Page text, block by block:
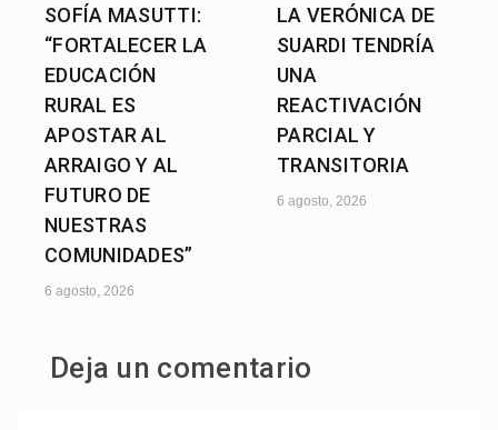
SOFÍA MASUTTI:
“FORTALECER LA
EDUCACIÓN
RURAL ES
APOSTAR AL
ARRAIGO Y AL
FUTURO DE
NUESTRAS
COMUNIDADES”
6 agosto, 2026
LA VERÓNICA DE
SUARDI TENDRÍA
UNA
REACTIVACIÓN
PARCIAL Y
TRANSITORIA
6 agosto, 2026
Deja un comentario